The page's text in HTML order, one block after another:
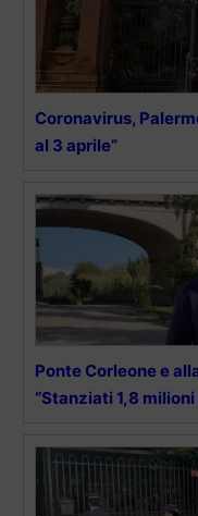
Coronavirus,
al 3 aprile”
Ponte Corleone e
“Stanziati 1,8